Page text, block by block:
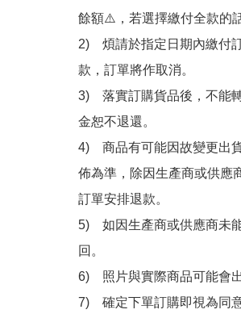
餘額⚠️，若選擇繳付全款的
2)　煩請於指定日期內繳付
款，訂單將作取消。
3)　落實訂購貨品後，不能
金恕不退還。
4)　商品有可能因故變更出
佈為準，除因生產商或供應
訂單安排退款。
5)　如因生產商或供應商未
回。
6)　照片與實際商品可能會
7)　確定下單訂購即視為同